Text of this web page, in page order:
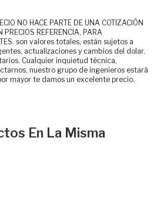
NO HACE PARTE DE UNA COTIZACIÓN
PRECIOS REFERENCIA, PARA
son valores totales, están sujetos a
actualizaciones y cambios del dolar.
Cualquier inquietud técnica,
nuestro grupo de ingenieros estará
mayor te damos un excelente precio.
En La Misma